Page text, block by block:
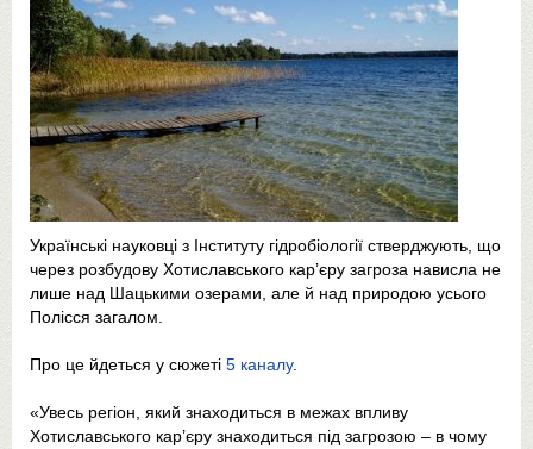
Українські науковці з Інституту гідробіології стверджують, що
через розбудову Хотиславського кар’єру загроза нависла не
лише над Шацькими озерами, але й над природою усього
Полісся загалом.
Про це йдеться у сюжеті 5 каналу.
«Увесь регіон, який знаходиться в межах впливу
Хотиславського кар’єру знаходиться під загрозою – в чому